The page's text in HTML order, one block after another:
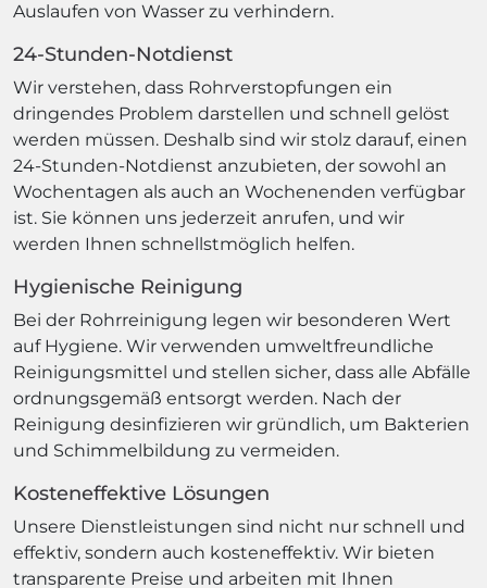
Auslaufen von Wasser zu verhindern.
24-Stunden-Notdienst
Wir verstehen, dass Rohrverstopfungen ein
dringendes Problem darstellen und schnell gelöst
werden müssen. Deshalb sind wir stolz darauf, einen
24-Stunden-Notdienst anzubieten, der sowohl an
Wochentagen als auch an Wochenenden verfügbar
ist. Sie können uns jederzeit anrufen, und wir
werden Ihnen schnellstmöglich helfen.
Hygienische Reinigung
Bei der Rohrreinigung legen wir besonderen Wert
auf Hygiene. Wir verwenden umweltfreundliche
Reinigungsmittel und stellen sicher, dass alle Abfälle
ordnungsgemäß entsorgt werden. Nach der
Reinigung desinfizieren wir gründlich, um Bakterien
und Schimmelbildung zu vermeiden.
Kosteneffektive Lösungen
Unsere Dienstleistungen sind nicht nur schnell und
effektiv, sondern auch kosteneffektiv. Wir bieten
transparente Preise und arbeiten mit Ihnen